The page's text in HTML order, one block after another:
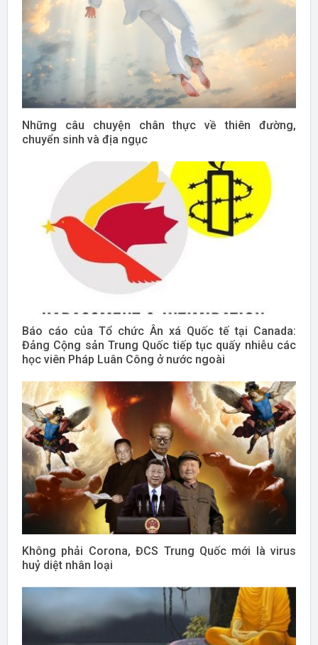
Những câu chuyện chân thực về thiên đường,
chuyển sinh và địa ngục
Báo cáo của Tổ chức Ân xá Quốc tế tại Canada:
Đảng Cộng sản Trung Quốc tiếp tục quấy nhiễu các
học viên Pháp Luân Công ở nước ngoài
Không phải Corona, ĐCS Trung Quốc mới là virus
huỷ diệt nhân loại